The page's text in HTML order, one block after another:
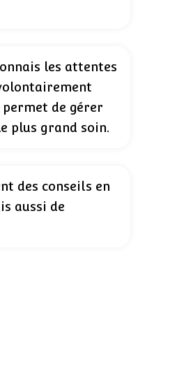
les attentes
de gérer
plus grand soin.
des conseils en
aussi de